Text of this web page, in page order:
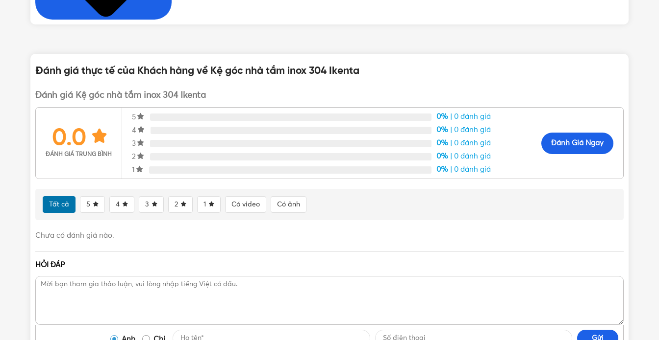
Vui lòng liên hệ Vật Tư 365 theo các kênh bên dưới để được tư vấn mua sản phẩm Kệ góc nhà tắm inox 304 Ikenta chính hãng với giá tốt nhất nhé! Rất hân hạnh
Đánh giá thực tế của Khách hàng về Kệ góc nhà tắm inox 304 Ikenta
Đánh giá Kệ góc nhà tắm inox 304 Ikenta
0.0
ĐÁNH GIÁ TRUNG BÌNH
5 0% | 0 đánh giá
4
0% | 0 đánh giá
3
0% | 0 đánh giá
2
0% | 0 đánh giá
1
0% | 0 đánh giá
Đánh Giá Ngay
Tất cả 5 4 3 2 1 Có video Có ảnh
Chưa có đánh giá nào.
HỎI ĐÁP
Gửi